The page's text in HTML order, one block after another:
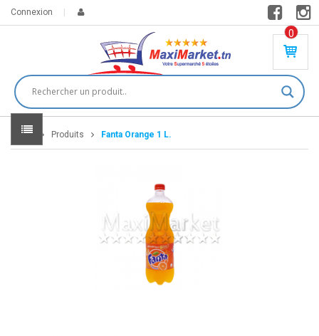
Connexion
0
PR
DU
IT(
S)
Home Produits Fanta Orange 1 L.